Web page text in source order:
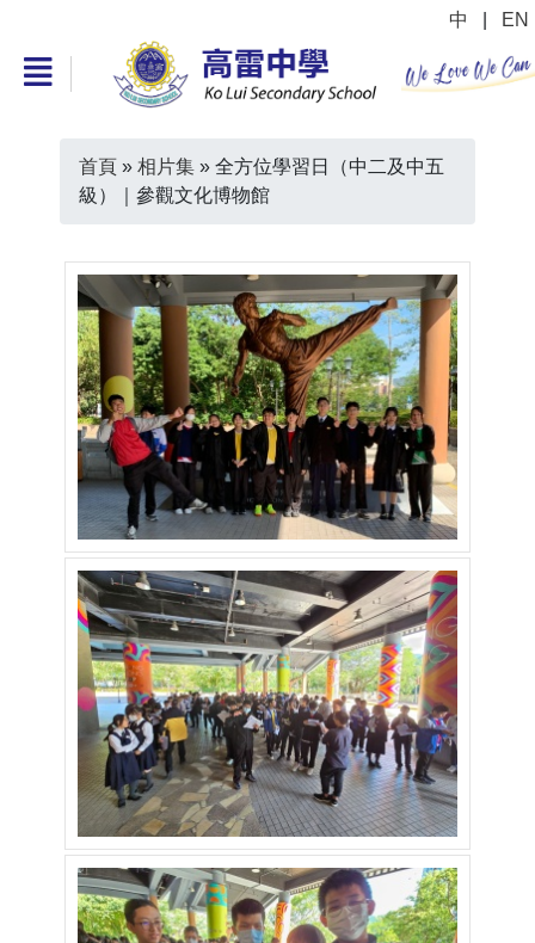
中 EN
首頁 » 相片集 » 全方位學習日（中二及中五
級）｜參觀文化博物館